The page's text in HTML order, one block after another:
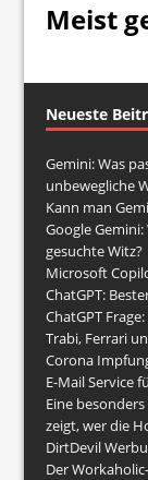
Meist
Neueste
Gemini: Was
unbewegliche
Kann man
Google
gesuchte Witz?
Microsoft
ChatGPT:
ChatGPT
Trabi, Ferrari
Corona
E-Mail Service
Eine
zeigt, wer die
DirtDevil
Der